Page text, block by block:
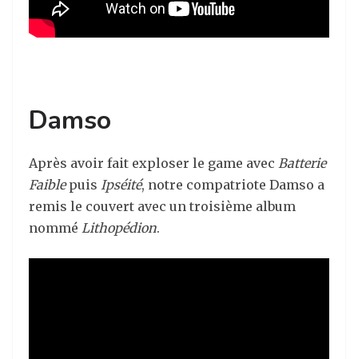
Damso
Après avoir fait exploser le game avec Batterie
Faiblepuis Ipséité, notre compatriote Damso a
remis le couvert avec un troisième album
nommé Lithopédion.